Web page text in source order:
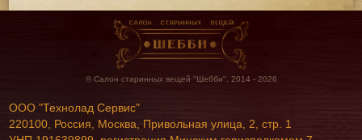
© Салон старинных вещей "Шебби", 2014 - 2026
ООО "Технолад Сервис"
220100, Россия, Москва, Привольная улица, 2, стр. 1